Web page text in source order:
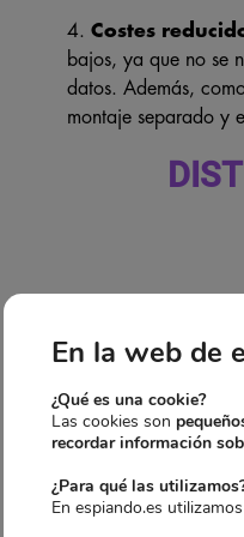
4. Costes
bajos, ya que no se
datos. Además,
montaje separado y
Cámaras IP con
Estas cámaras se
al mismo tiempo.
–Cámaras
En la web de
¿Qué es una cookie?
Las cookies son
recordar información
¿Para qué las
En espiando.es